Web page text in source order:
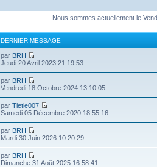
Nous sommes actuellement le
DERNIER MESSAGE
par BRH
Jeudi 20 Avril 2023 21:19:53
par BRH
Vendredi 18 Octobre 2024 13:10:05
parTietie007
Samedi 05 Décembre 2020 18:55:16
par BRH
Mardi 30 Juin 2026 10:20:29
par BRH
Dimanche 31 Août 2025 16:58:41